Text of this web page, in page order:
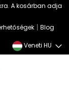
A kosárban adja
| Blog
Veneti HU